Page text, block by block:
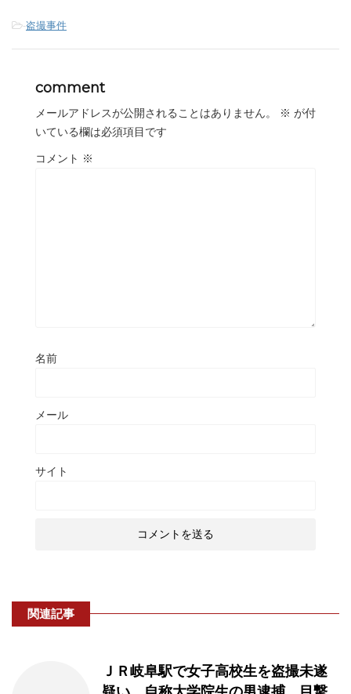
-盗撮事件
comment
メールアドレスが公開されることはありません。 ※ が付
いている欄は必須項目です
コメント ※
名前
メール
サイト
関連記事
ＪＲ岐阜駅で女子高校生を盗撮未遂